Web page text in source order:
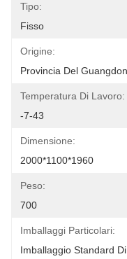
Tipo:
Fisso
Origine:
Provincia Del
Temperatura Di Lavoro:
-7-43
Dimensione:
2000*1100*1960
Peso:
700
Imballaggi Particolari:
Imballaggio Standard